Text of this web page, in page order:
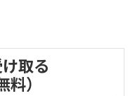
取る
料）